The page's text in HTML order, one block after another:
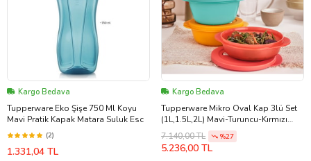
Kargo Bedava
Tupperware Eko Şişe 750 Ml Koyu
Mavi Pratik Kapak Matara Suluk Esc
(2)
1.331,04 TL
Kargo Bedava
Tupperware Mikro Oval Kap 3lü Set
(1L,1.5L,2L) Mavi-Turuncu-Kırmızı
ESC
7.140,00 TL %27
5.236,00 TL